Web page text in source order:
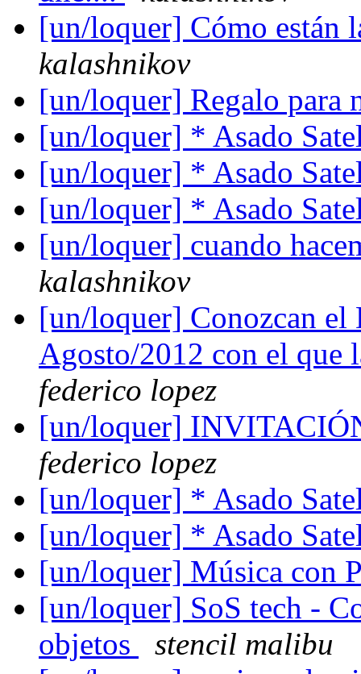
[un/loquer] Cómo están
kalashnikov
[un/loquer] Regalo para
[un/loquer] * Asado
[un/loquer] * Asado
[un/loquer] * Asado
[un/loquer] cuando
kalashnikov
[un/loquer] Conozcan el
Agosto/2012 con el que
federico lopez
[un/loquer]
federico lopez
[un/loquer] * Asado
[un/loquer] * Asado
[un/loquer] Música con
[un/loquer] SoS tech -
objetos
stencil malibu